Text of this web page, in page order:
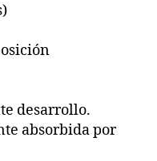
desarrollo.
absorbida por